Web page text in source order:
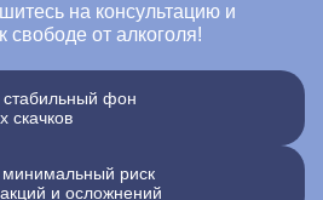
на консультацию и
свободе от алкоголя!
стабильный фон
скачков
минимальный риск
и осложнений